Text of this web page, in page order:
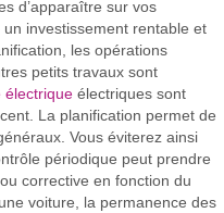
d’apparaître sur vos
investissement rentable et
les opérations
petits travaux sont
électrique électriques sont
La planification permet de
Vous éviterez ainsi
périodique peut prendre
corrective en fonction du
voiture, la permanence des